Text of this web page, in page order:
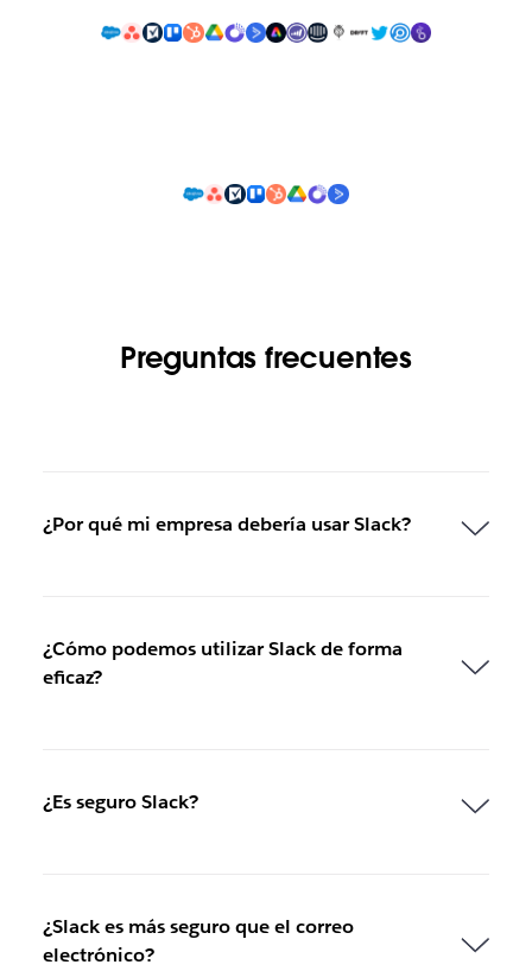
Preguntas frecuentes
¿Por qué mi empresa debería usar Slack?
¿Cómo podemos utilizar Slack de forma
eficaz?
¿Es seguro Slack?
¿Slack es más seguro que el correo
electrónico?